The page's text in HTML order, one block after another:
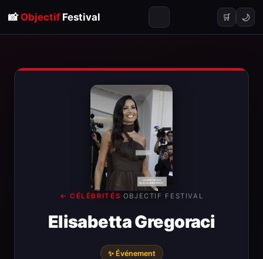
📸 ObjectifFestival 🛒 🌙
← CÉLÉBRITÉS· OBJECTIF FESTIVAL
Elisabetta Gregoraci
✨ Événement